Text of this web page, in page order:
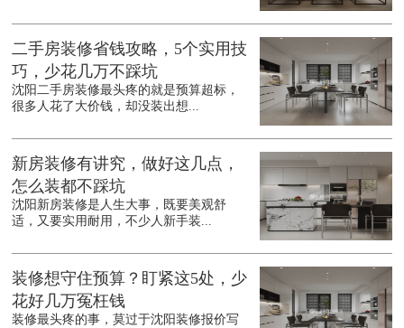
二手房装修省钱攻略，5个实用技
巧，少花几万不踩坑
沈阳二手房装修最头疼的就是预算超标，
很多人花了大价钱，却没装出想...
新房装修有讲究，做好这几点，
怎么装都不踩坑
沈阳新房装修是人生大事，既要美观舒
适，又要实用耐用，不少人新手装...
装修想守住预算？盯紧这5处，少
花好几万冤枉钱
装修最头疼的事，莫过于沈阳装修报价写